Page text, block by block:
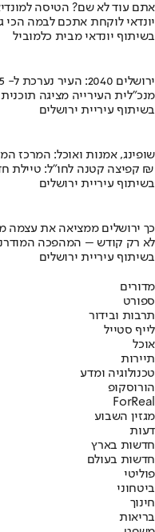
אתם עוד לא שם? הטיסה
יונדאי לוקחת אתכם לבמה הכי
בשיתוף יונדאי מבית כלמוביל
ירושלים 2040: העיר נערכת ל- 1.5 מליון תושבים
מנכ"לית העירייה מציגה
בשיתוף עיריית ירושלים
שופינג, אמנות ואוכל: המרכז
קפיצה קטנה לחו"ל: טיילת חדשה, מיצגי אמנות, וכיכרות משופצות בהשקעה של 100 מיליון ₪
בשיתוף עיריית ירושלים
כך ירושלים ממציאה את עצמה
לא רק קודש – המהפכה
בשיתוף עיריית ירושלים
מדורים
ספורט
תרבות ובידור
לייף סטייל
אוכל
תיירות
טכנולוגיה ומדע
הורוסקופ
ForReal
מגזין השבוע
דעות
חדשות בארץ
חדשות בעולם
פוליטי
ביטחוני
חינוך
בריאות